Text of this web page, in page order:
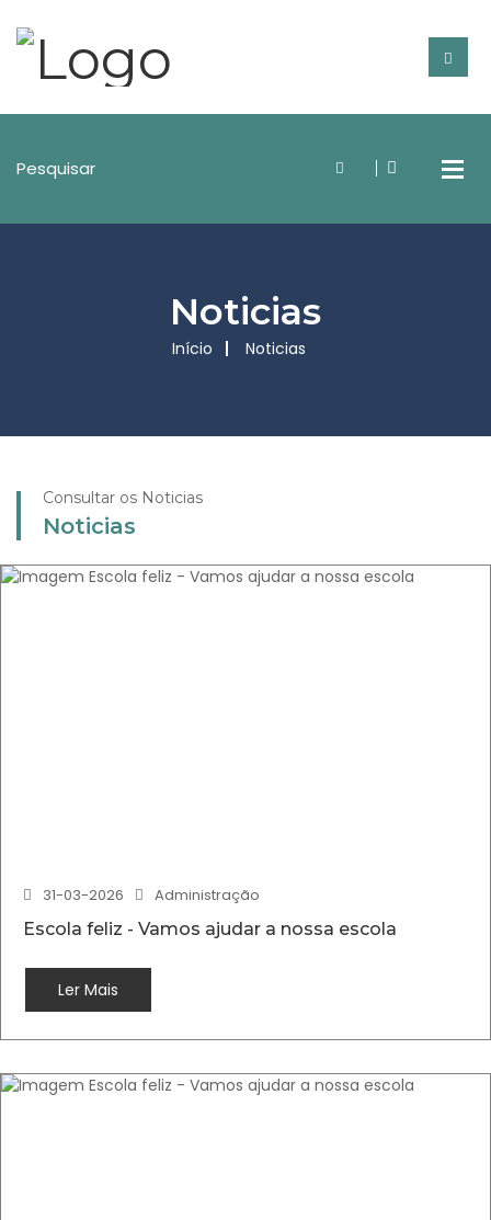
Noticias
Início Noticias
Consultar os Noticias
Noticias
31-03-2026
Administração
Escola feliz - Vamos ajudar a nossa escola
Ler Mais